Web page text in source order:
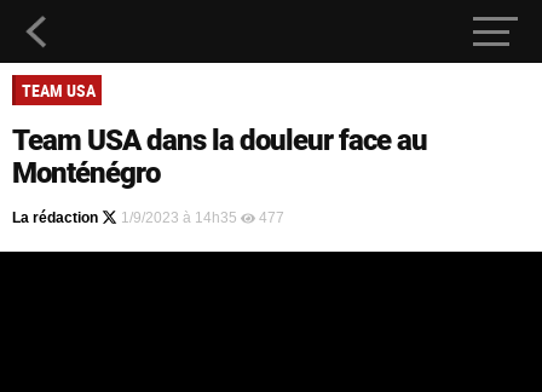
TEAM USA
Team USA dans la douleur face au
Monténégro
La rédaction 1/9/2023 à 14h35 477